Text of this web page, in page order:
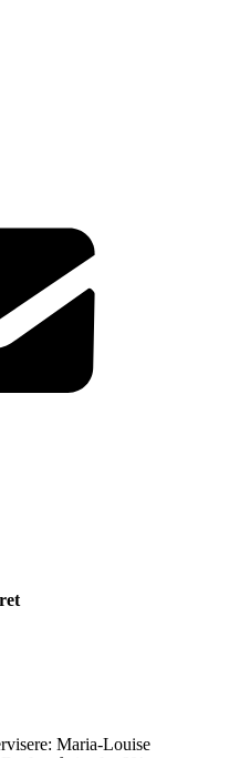
Maria-Louise